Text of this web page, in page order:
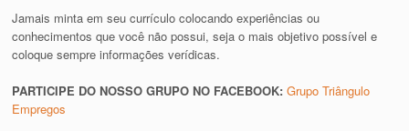
Jamais minta em seu currículo colocando experiências ou
conhecimentos que você não possui, seja o mais objetivo possível e
coloque sempre informações verídicas.
PARTICIPE DO NOSSO GRUPO NO FACEBOOK:Grupo Triângulo
Empregos